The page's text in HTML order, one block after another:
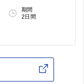
期間
2日間